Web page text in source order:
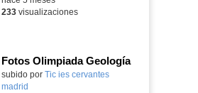
233visualizaciones
Fotos Olimpiada Geología
Contenido educativo.
subido por Tic ies cervantes
madrid